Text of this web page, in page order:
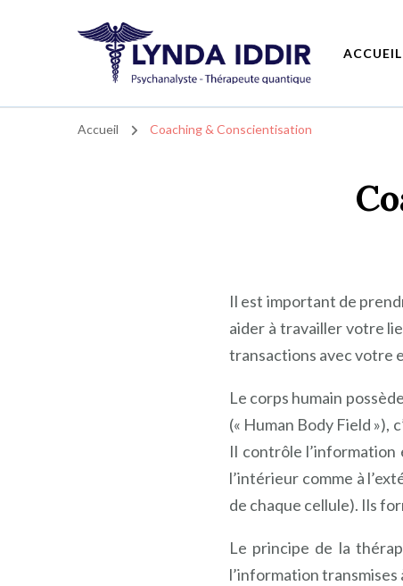
Lynda IDDIR- L'hypnose quantique au service du bien-être – à Asnières-
ACCUEIL
Accueil Coaching & Conscientisation
Il est important de
aider à travailler votre
transactions avec votre
Le corps humain
(« Human Body Field »),
Il contrôle
l’intérieur comme à
de chaque cellule). Ils
Le principe de la
l’information transmises